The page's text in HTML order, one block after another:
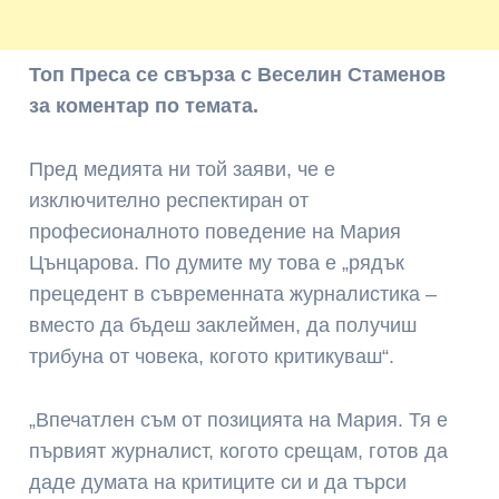
Топ Преса се свърза с Веселин Стаменов
за коментар по темата.
Пред медията ни той заяви, че е
изключително респектиран от
професионалното поведение на Мария
Цънцарова. По думите му това е „рядък
прецедент в съвременната журналистика –
вместо да бъдеш заклеймен, да получиш
трибуна от човека, когото критикуваш“.
„Впечатлен съм от позицията на Мария. Тя е
първият журналист, когото срещам, готов да
даде думата на критиците си и да търси